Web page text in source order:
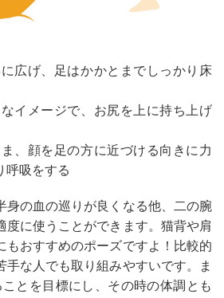
広げ、足はかかとまでしっかり床
イメージで、お尻を上に持ち上げ
、顔を足の方に近づける向きに力
呼吸をする
身の血の巡りが良くなる他、二の腕
度に使うことができます。猫背や肩
もおすすめのポーズですよ！比較的
手な人でも取り組みやすいです。ま
とを目標にし、その時の体調とも